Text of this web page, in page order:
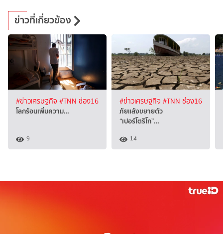
ข่าวที่เกี่ยวข้อง
#ข่าวเศรษฐกิจ #TNN ช่อง16
โลกร้อนเพิ่มความ…
9
#ข่าวเศรษฐกิจ #TNN ช่อง16
ภัยแล้งขยายตัว
“เปอร์โตริโก”…
14